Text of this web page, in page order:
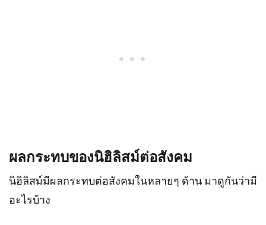
ผลกระทบของนิฮิลิสม์ต่อสังคม
นิฮิลิสม์มีผลกระทบต่อสังคมในหลายๆ ด้าน มาดูกันว่ามี
อะไรบ้าง